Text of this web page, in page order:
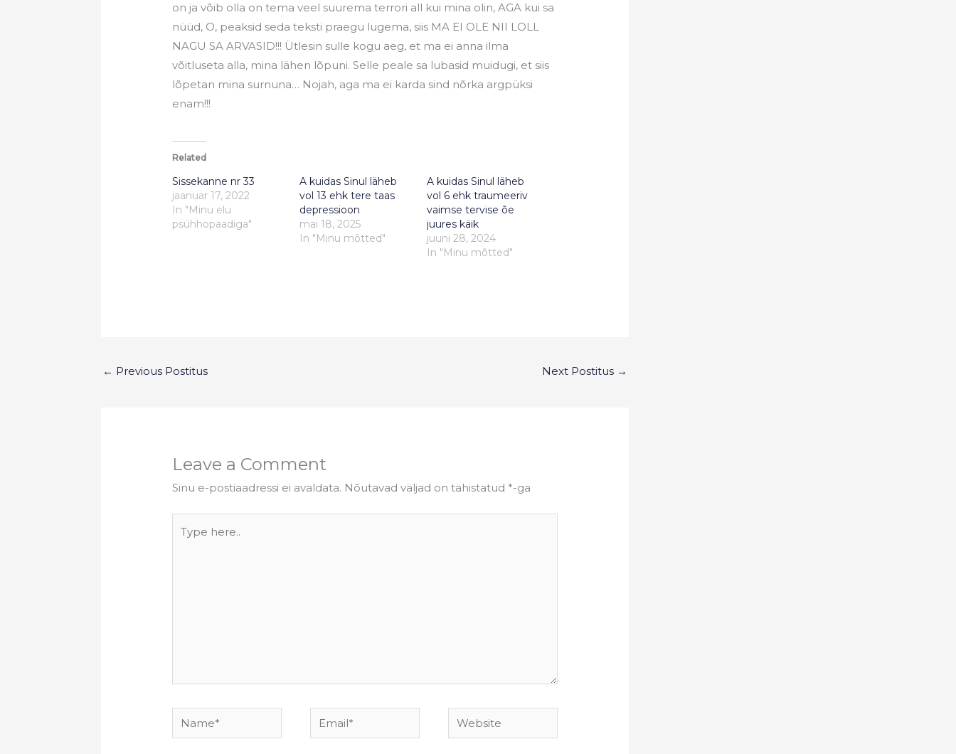
on ja võib olla on tema veel suurema terrori all kui mina olin, AGA kui sa
nüüd, O, peaksid seda teksti praegu lugema, siis MA EI OLE NII LOLL
NAGU SA ARVASID!!! Ütlesin sulle kogu aeg, et ma ei anna ilma
võitluseta alla, mina lähen lõpuni. Selle peale sa lubasid muidugi, et siis
lõpetan mina surnuna… Nojah, aga ma ei karda sind nõrka argpüksi
enam!!!
Related
Sissekanne nr 33
jaanuar 17, 2022
In "Minu elu
psühhopaadiga"
A kuidas Sinul läheb
vol 13 ehk tere taas
depressioon
mai 18, 2025
In "Minu mõtted"
A kuidas Sinul läheb
vol 6 ehk traumeeriv
vaimse tervise õe
juures käik
juuni 28, 2024
In "Minu mõtted"
← Previous Postitus Next Postitus →
Leave a Comment
Sinu e-postiaadressi ei avaldata. Nõutavad väljad on tähistatud *-ga
here..
Name* Email* Website